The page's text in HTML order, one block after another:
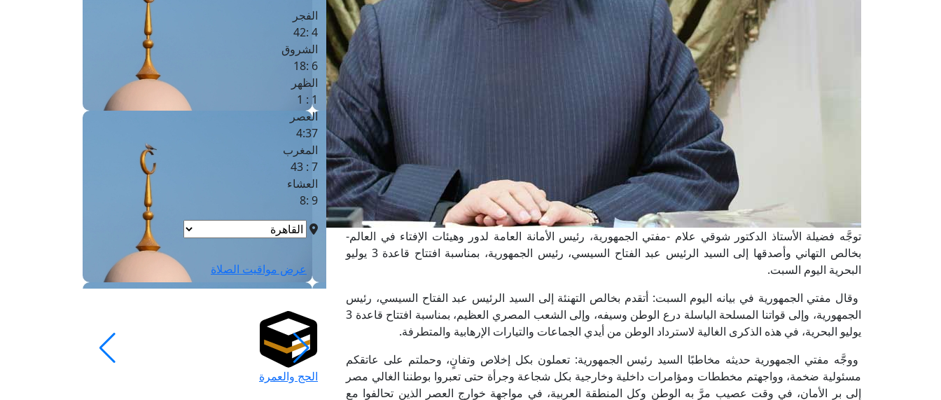
توجَّه فضيلة الأستاذ الدكتور شوقي علام -مفتي الجمهورية، رئيس الأمانة العامة لدور وهيئات الإفتاء في العالم-
بخالص التهاني وأصدقها إلى السيد الرئيس عبد الفتاح السيسي، رئيس الجمهورية، بمناسبة افتتاح قاعدة 3 يوليو
البحرية اليوم السبت.
وقال مفتي الجمهورية في بيانه اليوم السبت: أتقدم بخالص التهنئة إلى السيد الرئيس عبد الفتاح السيسي، رئيس
الجمهورية، وإلى قواتنا المسلحة الباسلة درع الوطن وسيفه، وإلى الشعب المصري العظيم، بمناسبة افتتاح قاعدة 3
يوليو البحرية، في هذه الذكرى الغالية لاسترداد الوطن من أيدي الجماعات والتيارات الإرهابية والمتطرفة.
ووجَّه مفتي الجمهورية حديثه مخاطبًا السيد رئيس الجمهورية: تعملون بكل إخلاص وتفانٍ، وحملتم على عاتقكم
مسئولية ضخمة، وواجهتم مخططات ومؤامرات داخلية وخارجية بكل شجاعة وجرأة حتى تعبروا بوطننا الغالي مصر
إلى بر الأمان، في وقت عصيب مرَّ به الوطن وكل المنطقة العربية، في مواجهة خوارج العصر الذين تحالفوا مع
الفجر
4 :42
الشروق
6 :18
الظهر
1 : 1
العصر
4:37
المغرب
7 : 43
العشاء
9 :8
عرض مواقيت الصلاة
الحج والعمرة